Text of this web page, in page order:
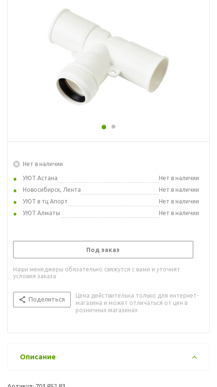
Нет в наличии
УЮТ Астана
Нет в наличии
Новосибирск, Лента
Нет в наличии
УЮТ в тц Апорт
Нет в наличии
УЮТ Алматы
Нет в наличии
Под заказ
Наши менеджеры обязательно свяжутся с вами и уточнят
условия заказа
Поделиться
Цена действительна только для интернет-
магазина и может отличаться от цен в
розничных магазинах
Описание